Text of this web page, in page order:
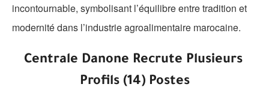
incontournable, symbolisant l’équilibre entre tradition et
modernité dans l’industrie agroalimentaire marocaine.
Centrale Danone Recrute Plusieurs
Profils (14) Postes